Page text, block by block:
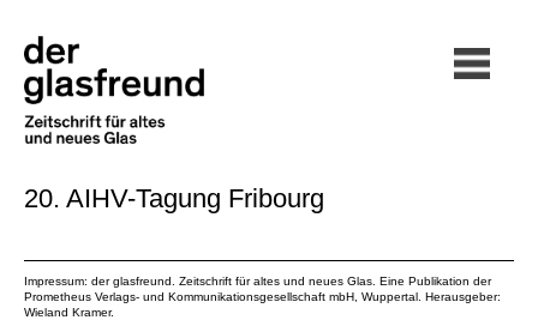
20. AIHV-Tagung Fribourg
Impressum: der glasfreund. Zeitschrift für altes und neues Glas. Eine Publikation der
Prometheus Verlags- und Kommunikationsgesellschaft mbH , Wuppertal. Herausgeber:
Wieland Kramer.